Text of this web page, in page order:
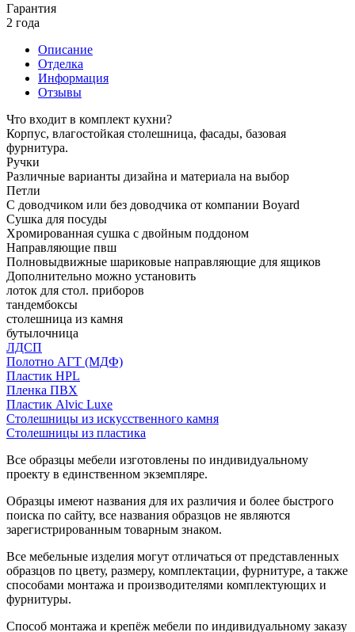
Гарантия
2 года
Описание
Отделка
Информация
Отзывы
Что входит в комплект кухни?
Корпус, влагостойкая столешница, фасады, базовая
фурнитура.
Ручки
Различные варианты дизайна и материала на выбор
Петли
С доводчиком или без доводчика от компании Boyard
Сушка для посуды
Хромированная сушка с двойным поддоном
Направляющие пвш
Полновыдвижные шариковые направляющие для ящиков
Дополнительно можно установить
лоток для стол. приборов
тандембоксы
столешница из камня
бутылочница
ЛДСП
Полотно АГТ (МДФ)
Пластик HPL
Пленка ПВХ
Пластик Alvic Luxe
Столешницы из искусственного камня
Столешницы из пластика
Все образцы мебели изготовлены по индивидуальному
проекту в единственном экземпляре.
Образцы имеют названия для их различия и более быстрого
поиска по сайту, все названия образцов не являются
зарегистрированным товарным знаком.
Все мебельные изделия могут отличаться от представленных
образцов по цвету, размеру, комплектации, фурнитуре, а также
способами монтажа и производителями комплектующих и
фурнитуры.
Способ монтажа и крепёж мебели по индивидуальному заказу